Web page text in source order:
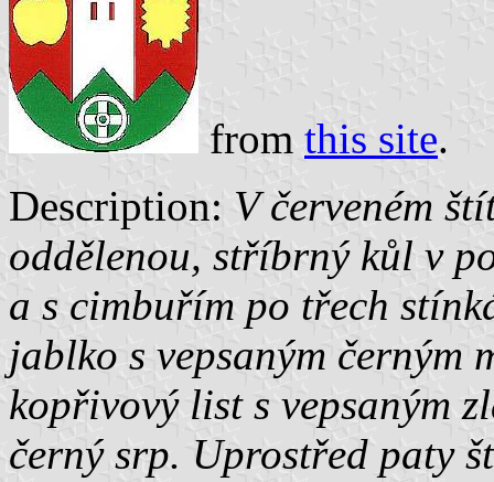
from this site.
Description: V červeném
oddělenou, stříbrný kůl v
a s cimbuřím po třech
jablko s vepsaným černým
kopřivový list s vepsaným
černý srp. Uprostřed paty